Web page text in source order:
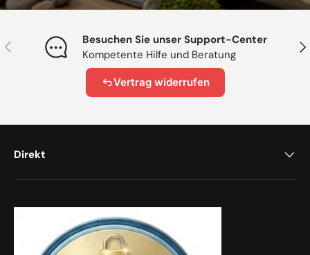
Vorherige
Besuchen Sie unser Support-Center
Kompetente Hilfe und Beratung
Vertrag widerrufen
Direkt